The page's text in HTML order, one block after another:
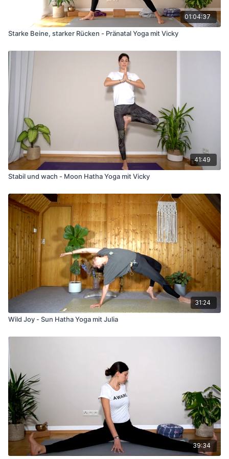
01:04:37
Starke Beine, starker Rücken - Pränatal Yoga mit Vicky
41:49
Stabil und wach - Moon Hatha Yoga mit Vicky
31:24
Wild Joy - Sun Hatha Yoga mit Julia
39:34